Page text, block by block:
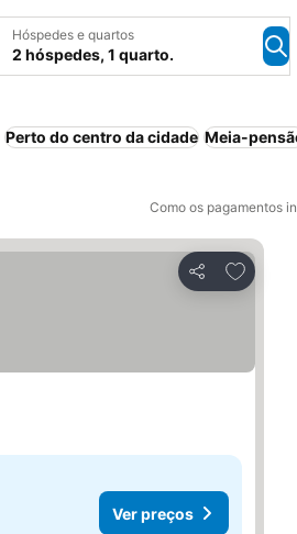
Hóspedes e quartos
2 hóspedes, 1 quarto.
Perto do centro da cidade Meia-
Como os pagamentos
Partilhar
Ver preços